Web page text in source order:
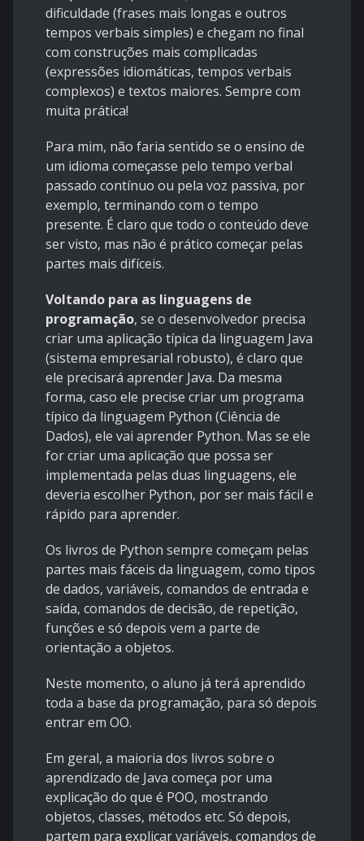
dificuldade (frases mais longas e outros
tempos verbais simples) e chegam no final
com construções mais complicadas
(expressões idiomáticas, tempos verbais
complexos) e textos maiores. Sempre com
muita prática!
Para mim, não faria sentido se o ensino de
um idioma começasse pelo tempo verbal
passado contínuo ou pela voz passiva, por
exemplo, terminando com o tempo
presente. É claro que todo o conteúdo deve
ser visto, mas não é prático começar pelas
partes mais difíceis.
Voltando para as linguagens de
programação, se o desenvolvedor precisa
criar uma aplicação típica da linguagem Java
(sistema empresarial robusto), é claro que
ele precisará aprender Java. Da mesma
forma, caso ele precise criar um programa
típico da linguagem Python (Ciência de
Dados), ele vai aprender Python. Mas se ele
for criar uma aplicação que possa ser
implementada pelas duas linguagens, ele
deveria escolher Python, por ser mais fácil e
rápido para aprender.
Os livros de Python sempre começam pelas
partes mais fáceis da linguagem, como tipos
de dados, variáveis, comandos de entrada e
saída, comandos de decisão, de repetição,
funções e só depois vem a parte de
orientação a objetos.
Neste momento, o aluno já terá aprendido
toda a base da programação, para só depois
entrar em OO.
Em geral, a maioria dos livros sobre o
aprendizado de Java começa por uma
explicação do que é POO, mostrando
objetos, classes, métodos etc. Só depois,
partem para explicar variáveis, comandos de